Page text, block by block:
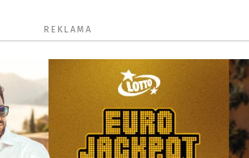
REKLAMA